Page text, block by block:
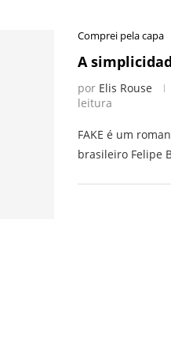
Comprei pela capa
A
por Elis Rouse
leitura
FAKE é um
brasileiro Felipe